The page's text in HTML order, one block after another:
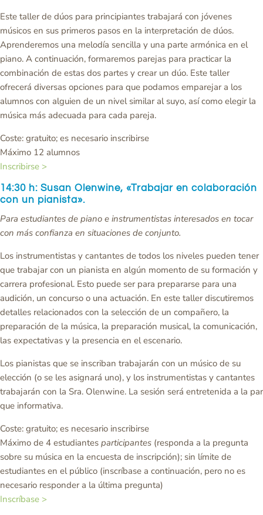
Este taller de dúos para principiantes trabajará con jóvenes
músicos en sus primeros pasos en la interpretación de dúos.
Aprenderemos una melodía sencilla y una parte armónica en el
piano. A continuación, formaremos parejas para practicar la
combinación de estas dos partes y crear un dúo. Este taller
ofrecerá diversas opciones para que podamos emparejar a los
alumnos con alguien de un nivel similar al suyo, así como elegir la
música más adecuada para cada pareja.
Coste: gratuito; es necesario inscribirse
Máximo 12 alumnos
Inscribirse >
14:30 h: Susan Olenwine, «Trabajar en colaboración
con un pianista».
Para estudiantes de piano e instrumentistas interesados en tocar
con más confianza en situaciones de conjunto.
Los instrumentistas y cantantes de todos los niveles pueden tener
que trabajar con un pianista en algún momento de su formación y
carrera profesional. Esto puede ser para prepararse para una
audición, un concurso o una actuación. En este taller discutiremos
detalles relacionados con la selección de un compañero, la
preparación de la música, la preparación musical, la comunicación,
las expectativas y la presencia en el escenario.
Los pianistas que se inscriban trabajarán con un músico de su
elección (o se les asignará uno), y los instrumentistas y cantantes
trabajarán con la Sra. Olenwine. La sesión será entretenida a la par
que informativa.
Coste: gratuito; es necesario inscribirse
Máximo de 4 estudiantes participantes (responda a la pregunta
sobre su música en la encuesta de inscripción); sin límite de
estudiantes en el público (inscríbase a continuación, pero no es
necesario responder a la última pregunta)
Inscríbase >